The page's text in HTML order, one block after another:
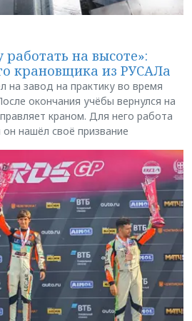
работать на высоте»:
крановщика из РУСАЛа
на завод на практику во время
окончания учёбы вернулся на
краном. Для него работа
нашёл своё призвание